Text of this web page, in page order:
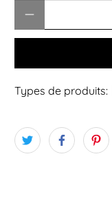
Types de produits: